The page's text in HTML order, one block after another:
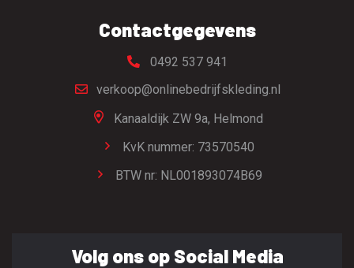
Contactgegevens
0492 537 941
verkoop@onlinebedrijfskleding.nl
Kanaaldijk ZW 9a, Helmond
KvK nummer: 73570540
BTW nr: NL001893074B69
Volg ons op Social Media